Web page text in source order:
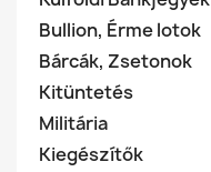
Bullion, Érme lotok
Bárcák, Zsetonok
Kitüntetés
Militária
Kiegészítők